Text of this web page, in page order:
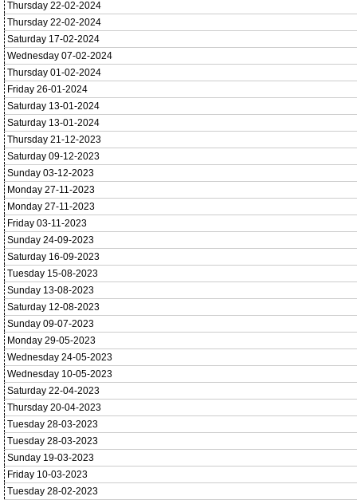
Thursday 22-02-2024
Thursday 22-02-2024
Saturday 17-02-2024
Wednesday 07-02-2024
Thursday 01-02-2024
Friday 26-01-2024
Saturday 13-01-2024
Saturday 13-01-2024
Thursday 21-12-2023
Saturday 09-12-2023
Sunday 03-12-2023
Monday 27-11-2023
Monday 27-11-2023
Friday 03-11-2023
Sunday 24-09-2023
Saturday 16-09-2023
Tuesday 15-08-2023
Sunday 13-08-2023
Saturday 12-08-2023
Sunday 09-07-2023
Monday 29-05-2023
Wednesday 24-05-2023
Wednesday 10-05-2023
Saturday 22-04-2023
Thursday 20-04-2023
Tuesday 28-03-2023
Tuesday 28-03-2023
Sunday 19-03-2023
Friday 10-03-2023
Tuesday 28-02-2023